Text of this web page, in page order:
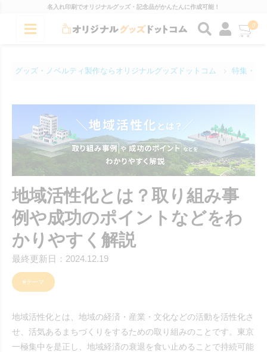
名入れ印刷でオリジナルグッズ・記念品がかんたんに作成可能！
0
グッズ・ノベルティ製作ならオリジナルグッズドットコム 特集・コ
地域活性化とは？取り組み事
例や成功のポイントなどをわ
かりやすく解説
最終更新日：2024.12.19
#テーマ
地域活性化とは、地域の経済・産業・文化などの活動を活性化さ
せ、活気あるまちづくりをするための取り組みのことです。東京
一極集中を是正し、地域経済の衰退を食い止めることで持続可能